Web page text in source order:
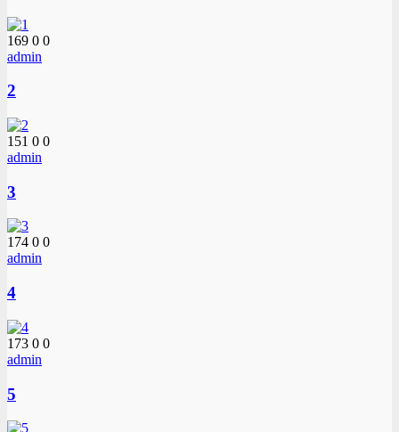
169 0 0
admin
2
151 0 0
admin
3
174 0 0
admin
4
173 0 0
admin
5